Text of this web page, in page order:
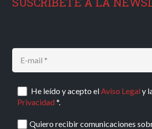
He leído y acepto elAviso Legaly
Privacidad*.
Quiero recibir comunicaciones